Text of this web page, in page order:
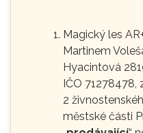
Magický les
Martinem
Hyacintová
IČO 71278478,
2
městské části